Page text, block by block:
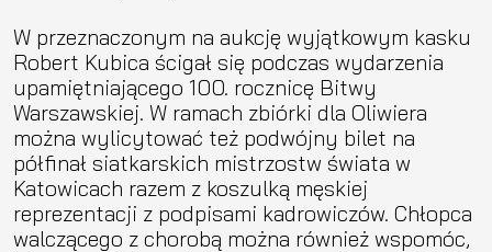
W przeznaczonym na aukcję wyjątkowym kasku
Robert Kubica ścigał się podczas wydarzenia
upamiętniającego 100. rocznicę Bitwy
Warszawskiej. W ramach zbiórki dla Oliwiera
można wylicytować też podwójny bilet na
półfinał siatkarskich mistrzostw świata w
Katowicach razem z koszulką męskiej
reprezentacji z podpisami kadrowiczów. Chłopca
walczącego z chorobą można również wspomóc,